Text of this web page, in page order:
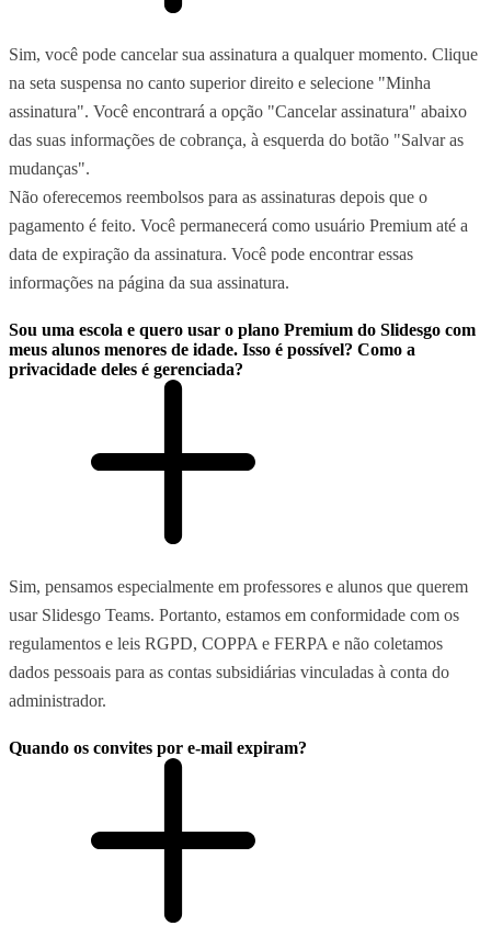
Sim, você pode cancelar sua assinatura a qualquer momento. Clique
na seta suspensa no canto superior direito e selecione "Minha
assinatura". Você encontrará a opção "Cancelar assinatura" abaixo
das suas informações de cobrança, à esquerda do botão "Salvar as
mudanças".
Não oferecemos reembolsos para as assinaturas depois que o
pagamento é feito. Você permanecerá como usuário Premium até a
data de expiração da assinatura. Você pode encontrar essas
informações na página da sua assinatura.
Sou uma escola e quero usar o plano Premium do Slidesgo com
meus alunos menores de idade. Isso é possível? Como a
privacidade deles é gerenciada?
Sim, pensamos especialmente em professores e alunos que querem
usar Slidesgo Teams. Portanto, estamos em conformidade com os
regulamentos e leis RGPD, COPPA e FERPA e não coletamos
dados pessoais para as contas subsidiárias vinculadas à conta do
administrador.
Quando os convites por e-mail expiram?